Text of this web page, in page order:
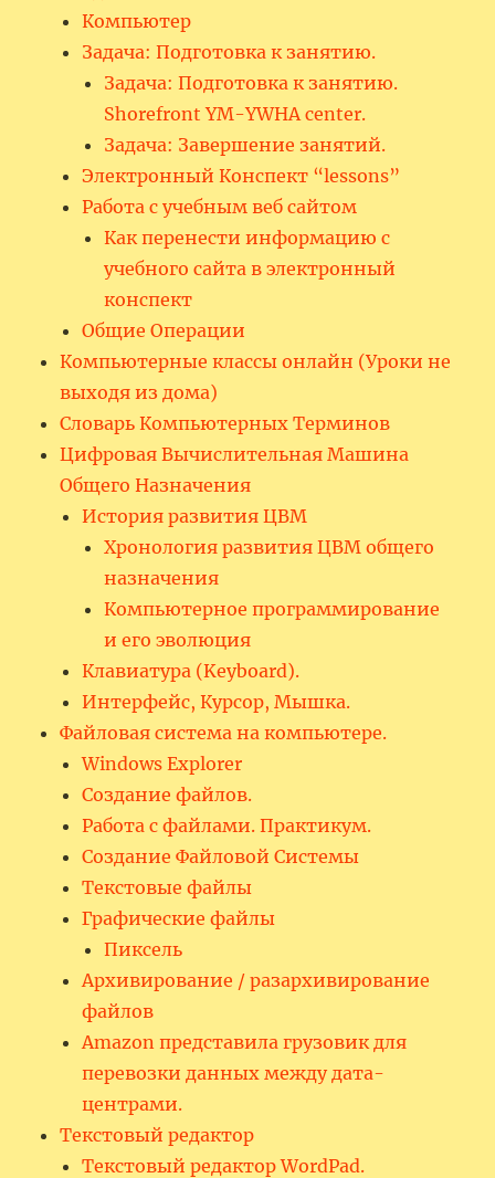
Компьютер
Задача: Подготовка к занятию.
Задача: Подготовка к занятию.
Shorefront YM-YWHA center.
Задача: Завершение занятий.
Электронный Конспект “lessons”
Работа с учебным веб сайтом
Как перенести информацию с
учебного сайта в электронный
конспект
Общие Операции
Компьютерные классы онлайн (Уроки не
выходя из дома)
Словарь Компьютерных Терминов
Цифровая Вычислительная Машина
Общего Назначения
История развития ЦВМ
Хронология развития ЦВМ общего
назначения
Компьютерное программирование
и его эволюция
Клавиатура (Keyboard).
Интерфейс, Курсор, Мышка.
Файловая система на компьютере.
Windows Explorer
Создание файлов.
Работа с файлами. Практикум.
Создание Файловой Системы
Текстовые файлы
Графические файлы
Пиксель
Архивирование / разархивирование
файлов
Amazon представила грузовик для
перевозки данных между дата-
центрами.
Текстовый редактор
Текстовый редактор WordPad.